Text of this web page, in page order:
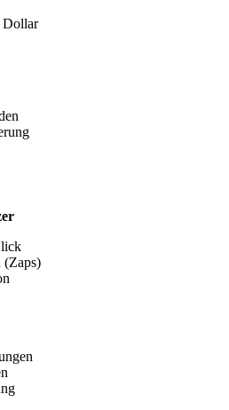
Dollar
(Zaps)